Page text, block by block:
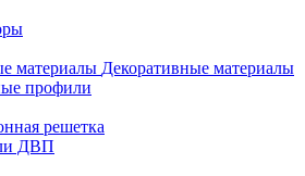
Декоративные материалы
профили
решетка
ДВП